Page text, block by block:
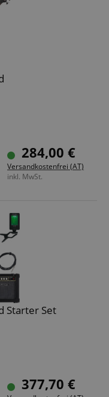
F & PSEB1-5/R
284,00 €
Versandkostenfrei (AT)
inkl. MwSt.
Starter Set
F & PSEB1-5/R
Schule für E-Bass,
377,70 €